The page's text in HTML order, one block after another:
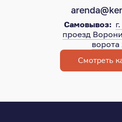
Самовывоз:
проезд
ворота
Смотреть